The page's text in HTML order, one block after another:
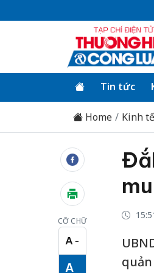
Tin tức
Home Kinh tế
CỠ CHỮ
A −
Cỡ chữ nhỏ
A